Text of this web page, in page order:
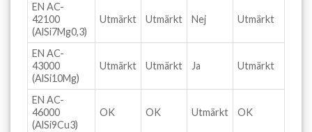
EN AC-
42100
(AlSi7Mg0,3)
Utmärkt Utmärkt Nej Utmärkt
EN AC-
43000
(AlSi10Mg)
Utmärkt Utmärkt Ja Utmärkt
EN AC-
46000
(AlSi9Cu3)
OK OK Utmärkt OK